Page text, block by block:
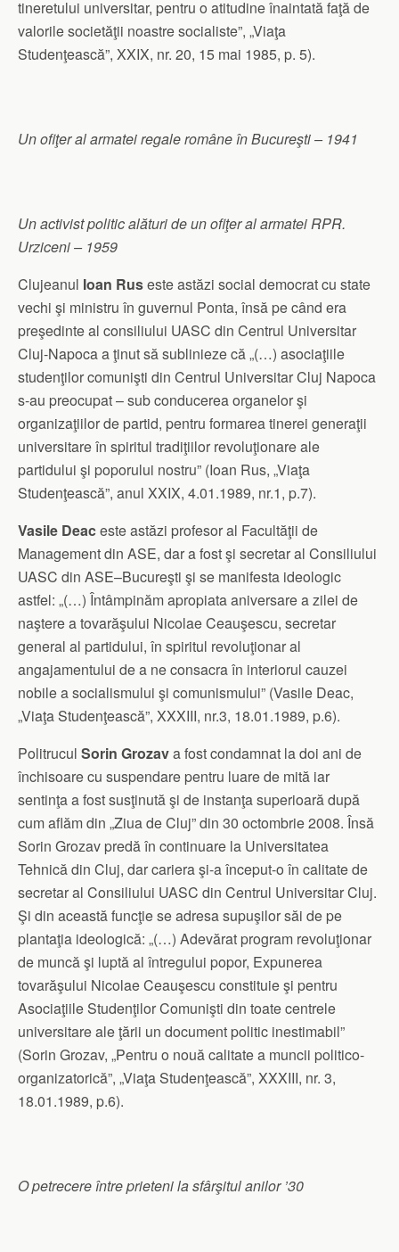
tineretului universitar, pentru o atitudine înaintată faţă de
valorile societăţii noastre socialiste”, „Viaţa
Studenţească”, XXIX, nr. 20, 15 mai 1985, p. 5).
Un ofiţer al armatei regale române în Bucureşti – 1941
Un activist politic alături de un ofiţer al armatei RPR.
Urziceni – 1959
Clujeanul Ioan Ruseste astăzi social democrat cu state
vechi şi ministru în guvernul Ponta, însă pe când era
preşedinte al consiliului UASC din Centrul Universitar
Cluj-Napoca a ţinut să sublinieze că „(…) asociaţiile
studenţilor comunişti din Centrul Universitar Cluj Napoca
s-au preocupat – sub conducerea organelor şi
organizaţiilor de partid, pentru formarea tinerei generaţii
universitare în spiritul tradiţiilor revoluţionare ale
partidului şi poporului nostru” (Ioan Rus, „Viaţa
Studenţească”, anul XXIX, 4.01.1989, nr.1, p.7).
Vasile Deaceste astăzi profesor al Facultăţii de
Management din ASE, dar a fost şi secretar al Consiliului
UASC din ASE–Bucureşti şi se manifesta ideologic
astfel: „(…) Întâmpinăm apropiata aniversare a zilei de
naştere a tovarăşului Nicolae Ceauşescu, secretar
general al partidului, în spiritul revoluţionar al
angajamentului de a ne consacra în interiorul cauzei
nobile a socialismului şi comunismului” (Vasile Deac,
„Viaţa Studenţească”, XXXIII, nr.3, 18.01.1989, p.6).
Politrucul Sorin Grozava fost condamnat la doi ani de
închisoare cu suspendare pentru luare de mită iar
sentinţa a fost susţinută şi de instanţa superioară după
cum aflăm din „Ziua de Cluj” din 30 octombrie 2008. Însă
Sorin Grozav predă în continuare la Universitatea
Tehnică din Cluj, dar cariera şi-a început-o în calitate de
secretar al Consiliului UASC din Centrul Universitar Cluj.
Şi din această funcţie se adresa supuşilor săi de pe
plantaţia ideologică: „(…) Adevărat program revoluţionar
de muncă şi luptă al întregului popor, Expunerea
tovarăşului Nicolae Ceauşescu constituie şi pentru
Asociaţiile Studenţilor Comunişti din toate centrele
universitare ale ţării un document politic inestimabil”
(Sorin Grozav, „Pentru o nouă calitate a muncii politico-
organizatorică”, „Viaţa Studenţească”, XXXIII, nr. 3,
18.01.1989, p.6).
O petrecere între prieteni la sfârşitul anilor ’30